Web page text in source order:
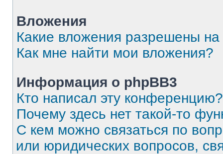
Вложения
Какие вложения разрешены
Как мне найти мои вложения?
Информация о phpBB3
Кто написал эту конференцию?
Почему здесь нет такой-то
С кем можно связаться по
или юридических вопросов,